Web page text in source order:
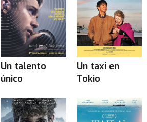
Un talento
único
Un taxi en
Tokio